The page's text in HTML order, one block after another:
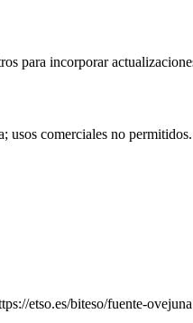
para incorporar
usos comerciales no permitidos.
etso.es/biteso/fuente-